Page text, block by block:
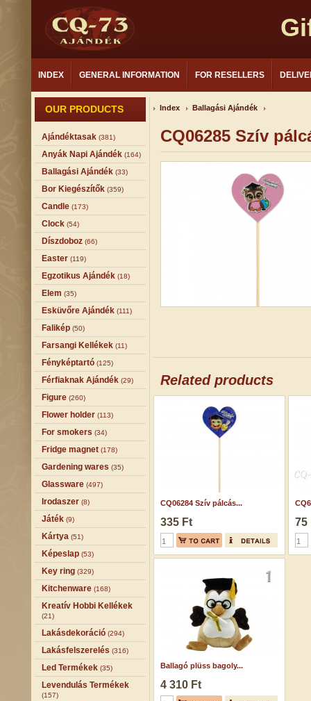
INDEX GENERAL INFORMATION FOR RESELLERS
OUR PRODUCTS
Ajándéktasak (381)
Anyák Napi Ajándék (164)
Ballagási Ajándék (33)
Bor Kiegészítők (359)
Candle (173)
Clock (54)
Díszdoboz (66)
Easter (119)
Egzotikus Ajándék (18)
Elem (35)
Esküvőre Ajándék (111)
Falikép (50)
Farsangi Kellékek (11)
Fényképtartó (125)
Férfiaknak Ajándék (29)
Figure (260)
Flower holder (113)
For smokers (34)
Fridge magnet (178)
Gardening wares (35)
Glassware (497)
Irodaszer (8)
Játék (9)
Kártya (51)
Képeslap (53)
Key ring (329)
Kitchenware (168)
Kreatív Hobbi Kellékek
(21)
Lakásdekoráció (294)
Lakásfelszerelés (316)
Led Termékek (35)
Levendulás Termékek
(157)
Index Ballagási Ajándék
CQ06285 Szív
Related products
CQ06284 Szív pálcás...
335 Ft 75
Ballagó plüss bagoly...
4 310 Ft